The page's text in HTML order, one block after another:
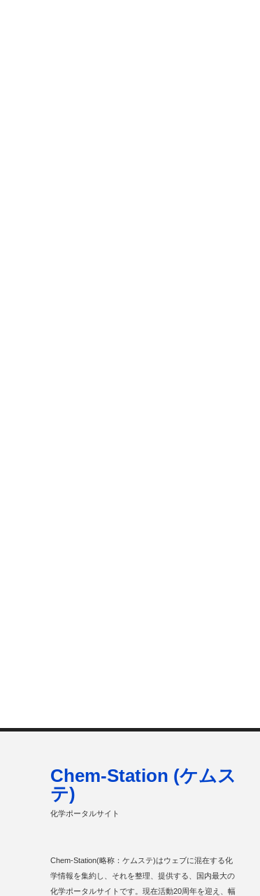
Chem-Station (ケムス
テ)
化学ポータルサイト
Chem-Station(略称：ケムステ)はウェブに混在する化
学情報を集約し、それを整理、提供する、国内最大の
化学ポータルサイトです。現在活動20周年を迎え、幅